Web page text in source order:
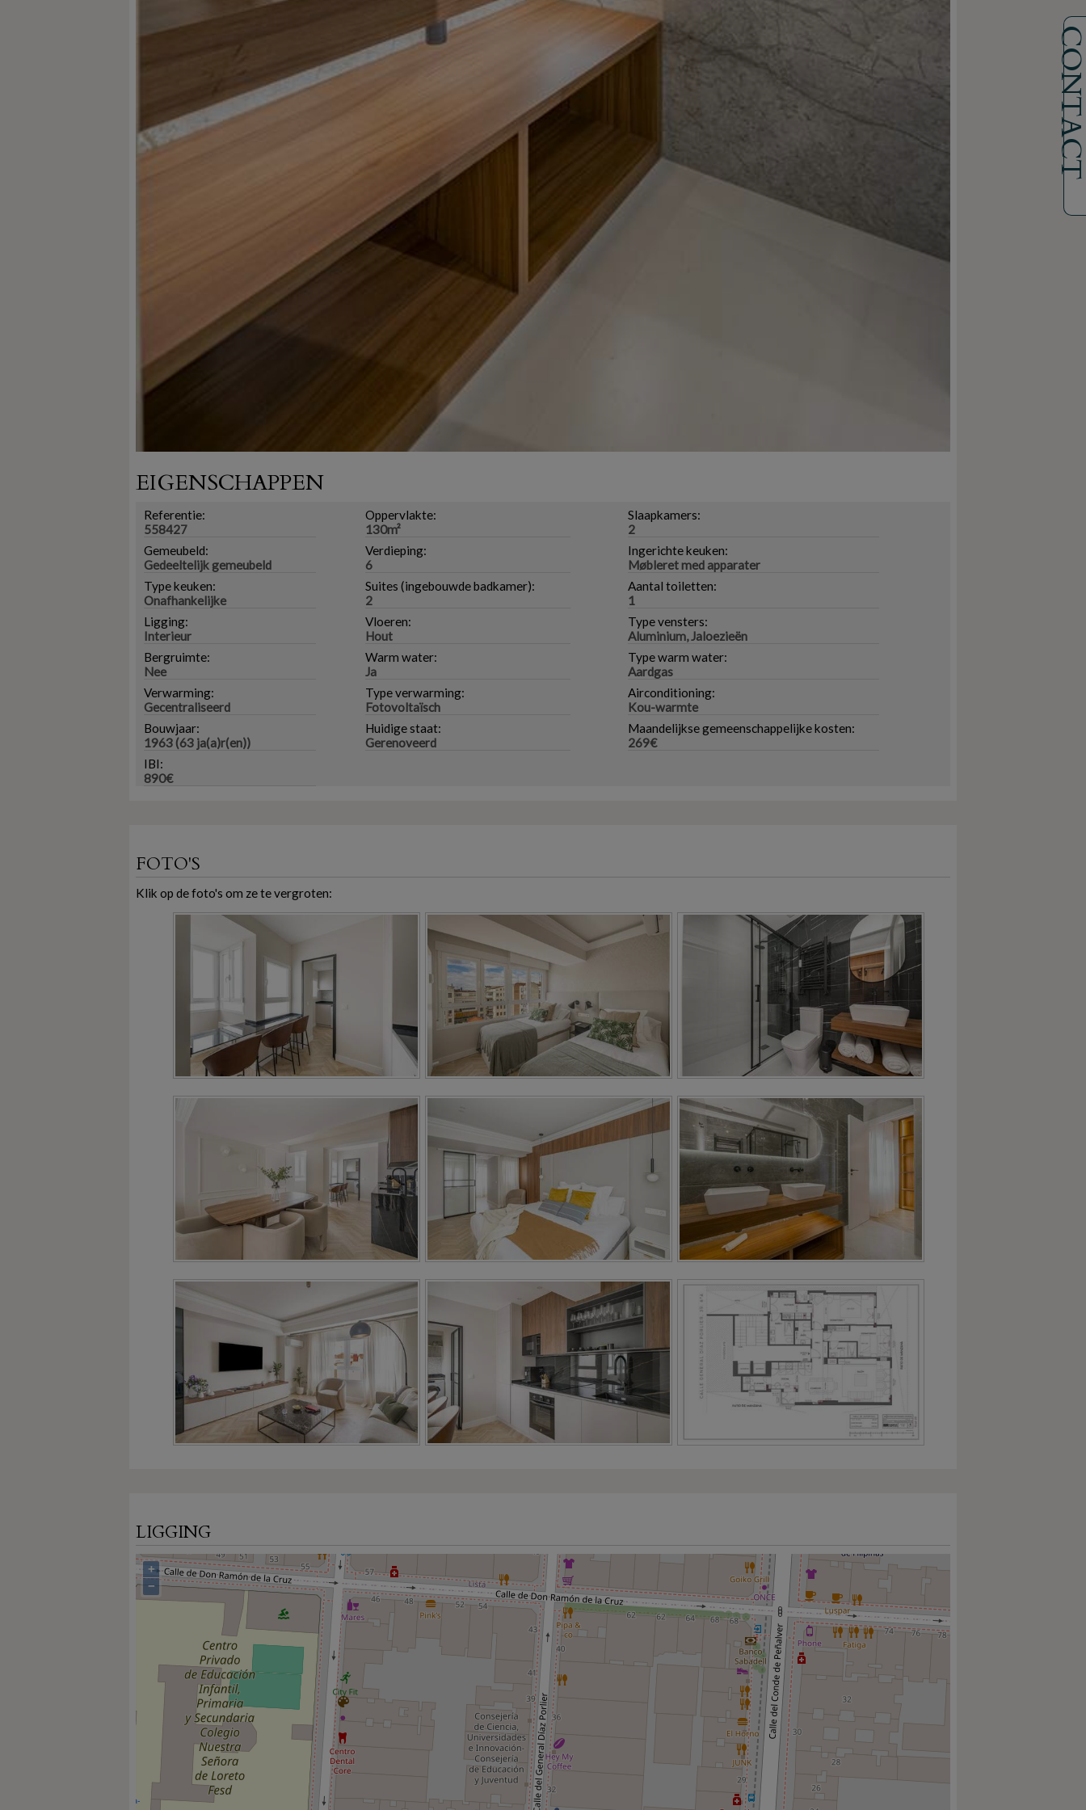
EIGENSCHAPPEN
Referentie:
558427
Oppervlakte:
130m²
Slaapkamers:
2
Gemeubeld:
Gedeeltelijk gemeubeld
Verdieping:
6
Ingerichte keuken:
Møbleret med apparater
Type keuken:
Onafhankelijke
Suites (ingebouwde badkamer):
2
Aantal toiletten:
1
Ligging:
Interieur
Vloeren:
Hout
Type vensters:
Aluminium, Jaloezieën
Bergruimte:
Nee
Warm water:
Ja
Type warm water:
Aardgas
Verwarming:
Gecentraliseerd
Type verwarming:
Fotovoltaïsch
Airconditioning:
Kou-warmte
Bouwjaar:
1963 (63 ja(a)r(en))
Huidige staat:
Gerenoveerd
Maandelijkse gemeenschappelijke kosten:
269€
IBI:
890€
FOTO'S
Klik op de foto's om ze te vergroten:
LIGGING
+
−